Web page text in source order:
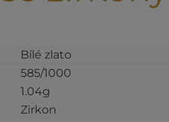
Bílé zlato
585/1000
1.04g
Zirkon